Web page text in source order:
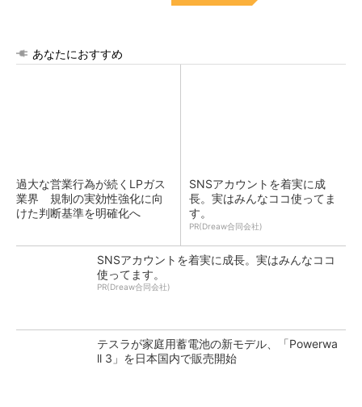
あなたにおすすめ
過大な営業行為が続くLPガス
業界 規制の実効性強化に向
けた判断基準を明確化へ
SNSアカウントを着実に成
長。実はみんなココ使ってま
す。
PR(Dreaw合同会社)
SNSアカウントを着実に成長。実はみんなココ
使ってます。
PR(Dreaw合同会社)
テスラが家庭用蓄電池の新モデル、「Powerwa
ll 3」を日本国内で販売開始